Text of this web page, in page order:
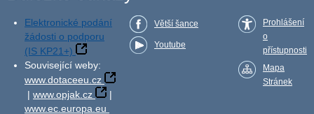
Elektronické podání
žádosti o podporu
(IS KP21+)
Související weby:
www.dotaceeu.cz
| www.opjak.cz
|
www.ec.europa.eu
Větší šance
Youtube
Prohlášení
o
přístupnosti
Mapa
Stránek